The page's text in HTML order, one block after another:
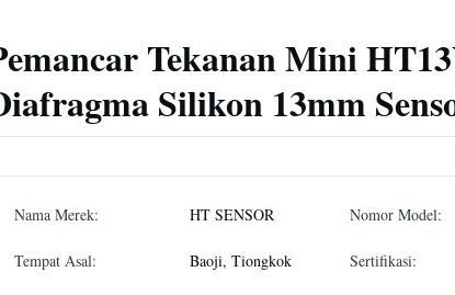
Tekanan Mini
Silikon 13mm
Nama Merek: HT SENSOR Nomor Model:
Tempat Asal: Baoji, Tiongkok Sertifikasi: